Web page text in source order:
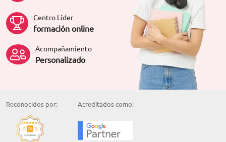
Centro Líder
formación online
Acompañamiento
Personalizado
Reconocidos por: Acreditados como: